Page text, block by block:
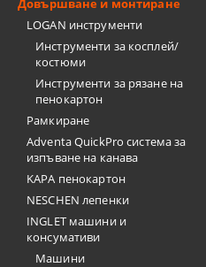
Довършване и монтиране
LOGAN инструменти
Инструменти за косплей/
костюми
Инструменти за рязане на
пенокартон
Рамкиране
Adventa QuickPro система за
изпъване на канава
KAPA пенокартон
NESCHEN лепенки
INGLET машини и
консумативи
Машини